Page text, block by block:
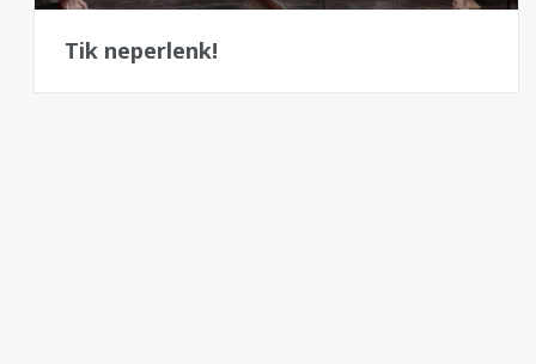
Tik neperlenk!